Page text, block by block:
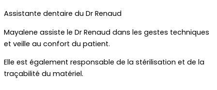
Assistante dentaire du Dr Renaud
Mayalene assiste le Dr Renaud dans les gestes techniques
et veille au confort du patient.
Elle est également responsable de la stérilisation et de la
traçabilité du matériel.